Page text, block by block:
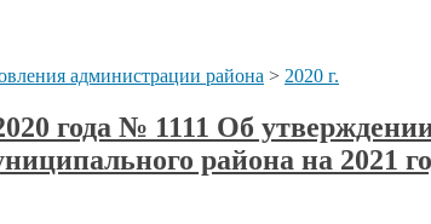
администрации района > 2020 г.
года № 1111 Об
района на 2021